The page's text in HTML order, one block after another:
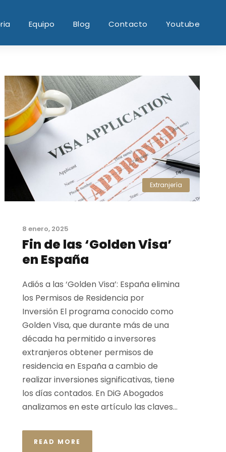
Equipo Blog Contacto Youtube
Extranjería
8 enero, 2025
Fin de las ‘Golden Visa’
en España
Adiós a las ‘Golden Visa’: España elimina
los Permisos de Residencia por
Inversión El programa conocido como
Golden Visa, que durante más de una
década ha permitido a inversores
extranjeros obtener permisos de
residencia en España a cambio de
realizar inversiones significativas, tiene
los días contados. En DiG Abogados
analizamos en este artículo las claves...
READ MORE